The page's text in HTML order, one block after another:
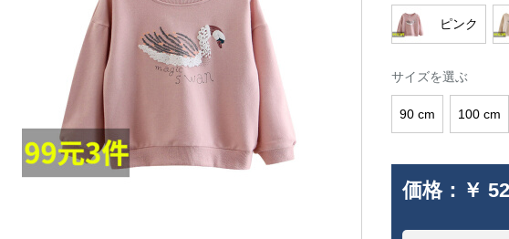
ピンク
サイズを選ぶ
90 cm 100 cm
価格： ￥